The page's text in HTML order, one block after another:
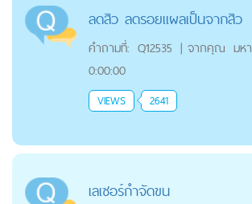
ลดสิว ลดรอยแผลเป็นจากสิว
คำถามที่: Q12535 | จากคุณ มหา
0:00:00
VIEWS 2641
เลเซอร์กำจัดขน